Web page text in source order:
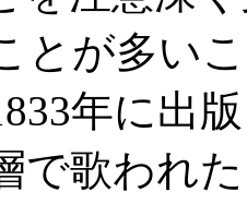
とが多い
年に出
で歌われ